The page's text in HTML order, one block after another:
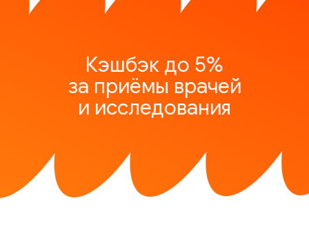
Кэшбэк до 5%
за приёмы врачей
и исследования